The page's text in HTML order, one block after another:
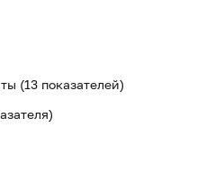
(13 показателей)